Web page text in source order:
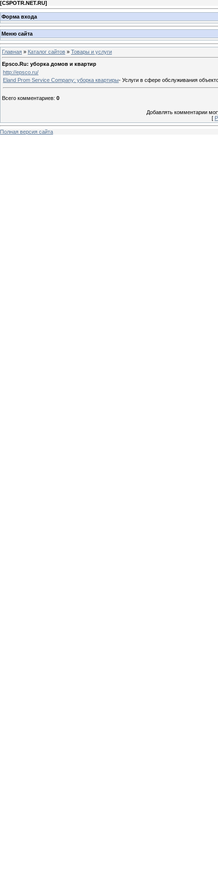
[CSPOTR.NET.RU]
Форма входа
Меню сайта
Главная » Каталог сайтов » Товары и услуги
Epsco.Ru: уборка домов и квартир
http://epsco.ru/
Eland Prom Service Company: уборка квартиры- Услуги в сфере обслуживания
Всего комментариев: 0
Добавлять комментарии
[
Полная версия сайта